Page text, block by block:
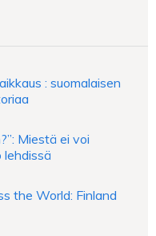
: suomalaisen
Miestä ei voi
the World: Finland